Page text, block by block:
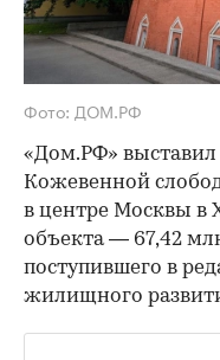
Фото: ДОМ.РФ
«Дом.РФ» выставил
Кожевенной
в центре Москвы в
объекта — 67,42
поступившего в
жилищного